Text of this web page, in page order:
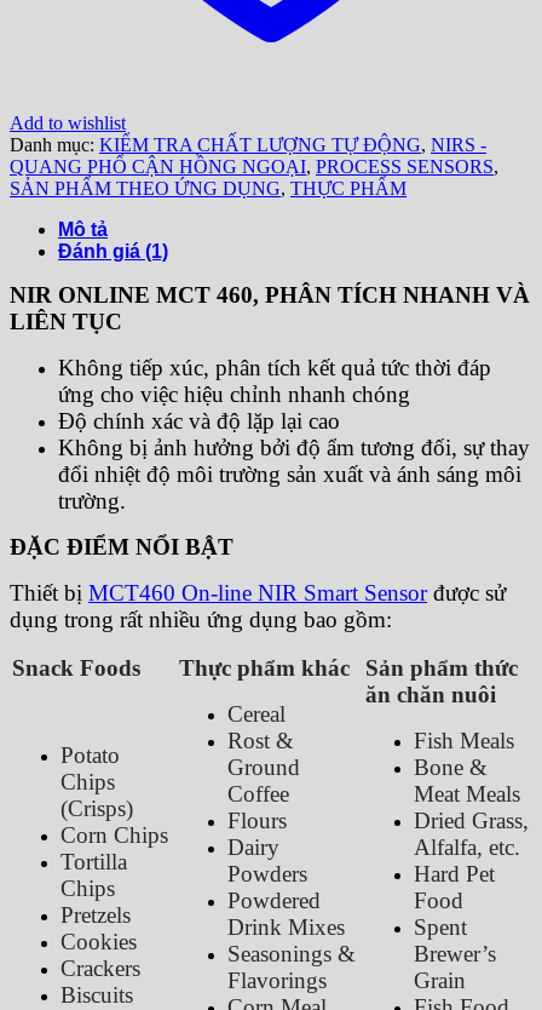
Add to wishlist
Danh mục: KIỂM TRA CHẤT LƯỢNG TỰ ĐỘNG, NIRS -
QUANG PHỔ CẬN HỒNG NGOẠI, PROCESS SENSORS,
SẢN PHẨM THEO ỨNG DỤNG, THỰC PHẨM
Mô tả
Đánh giá (1)
NIR ONLINE MCT 460, PHÂN TÍCH NHANH VÀ
LIÊN TỤC
Không tiếp xúc, phân tích kết quả tức thời đáp
ứng cho việc hiệu chỉnh nhanh chóng
Độ chính xác và độ lặp lại cao
Không bị ảnh hưởng bởi độ ẩm tương đối, sự thay
đổi nhiệt độ môi trường sản xuất và ánh sáng môi
trường.
ĐẶC ĐIỂM NỔI BẬT
Thiết bị MCT460 On-line NIR Smart Sensorđược sử
dụng trong rất nhiều ứng dụng bao gồm:
Snack Foods
Potato
Chips
(Crisps)
Corn Chips
Tortilla
Chips
Pretzels
Cookies
Crackers
Biscuits
Thực phẩm khác
Cereal
Rost &
Ground
Coffee
Flours
Dairy
Powders
Powdered
Drink Mixes
Seasonings &
Flavorings
Sản phẩm thức
ăn chăn nuôi
Fish Meals
Bone &
Meat Meals
Dried Grass,
Alfalfa, etc.
Hard Pet
Food
Spent
Brewer’s
Grain